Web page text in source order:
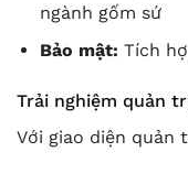
ngành gốm sứ
Bảo mật: Tích
Trải nghiệm quản
Với giao diện quản